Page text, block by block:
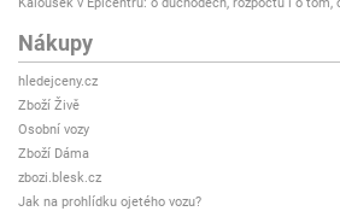
Nákupy
hledejceny.cz
Zboží Živě
Osobní vozy
Zboží Dáma
zbozi.blesk.cz
Jak na prohlídku ojetého vozu?